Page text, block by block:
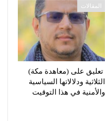
المقالات
تعليق على (معاهدة مكة)
الثلاثية ودلالاتها السياسية
والأمنية في هذا التوقيت